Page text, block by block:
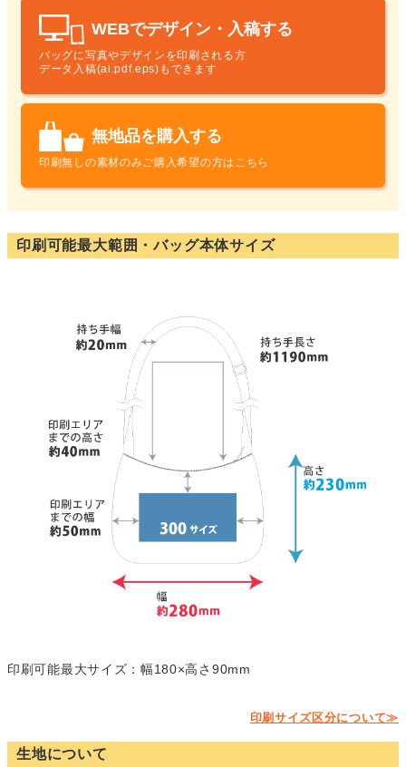
WEBでデザイン・入稿する
バッグに写真やデザインを印刷される方
データ入稿(ai.pdf.eps)もできます
無地品を購入する
印刷無しの素材のみご購入希望の方はこちら
印刷可能最大範囲・バッグ本体サイズ
印刷可能最大サイズ：幅180×高さ90mm
印刷サイズ区分について≫
生地について